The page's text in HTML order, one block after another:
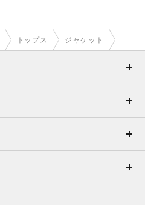
トップス ジャケット